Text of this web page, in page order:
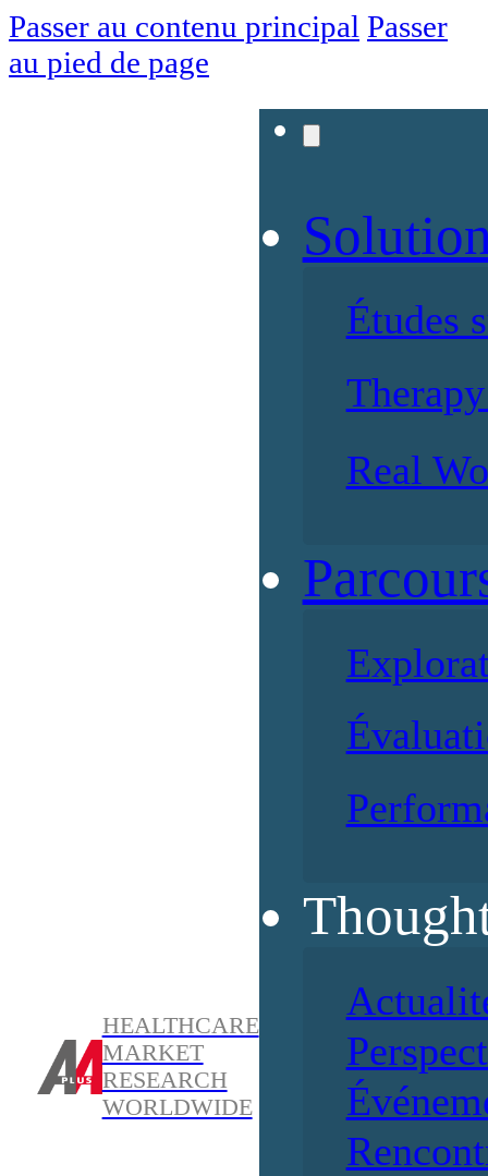
Passer au contenu principal Passer
au pied de page
HEALTHCARE
MARKET
RESEARCH
WORLDWIDE
Études
Real